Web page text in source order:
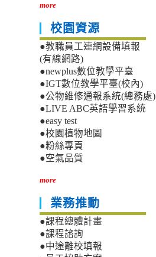
more
校園資源
●教職員工連網設備填報
(有線網路)
●newplus數位教學平臺
●IGT數位教學平臺(校內)
●公物維修通報系統(總務處)
●LIVE ABC英語學習系統
●easy test
●校園植物地圖
●粉絲專頁
●空氣品質
more
業務推動
●課程總體計畫
●課程諮詢
●中途離校填報